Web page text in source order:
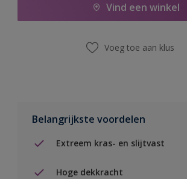
Vind een winkel
Voeg toe aan klus
Belangrijkste voordelen
Extreem kras- en slijtvast
Hoge dekkracht